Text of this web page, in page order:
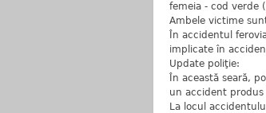
femeia - cod verde
Ambele victime
În accidentul
implicate în
Update poliţie:
În această seară,
un accident produs
La locul